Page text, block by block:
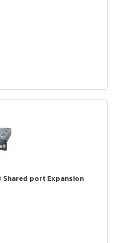
Shared port Expansion